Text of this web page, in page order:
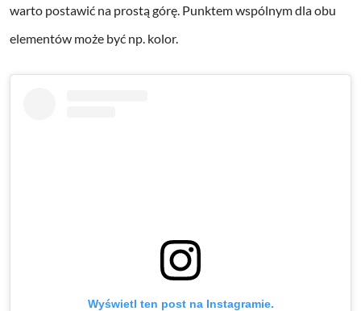
warto postawić na prostą górę. Punktem wspólnym dla obu
elementów może być np. kolor.
Wyświetl ten post na Instagramie.